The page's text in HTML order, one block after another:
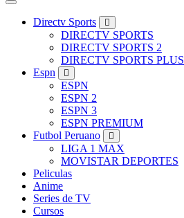
Directv Sports
DIRECTV SPORTS
DIRECTV SPORTS 2
DIRECTV SPORTS PLUS
Espn
ESPN
ESPN 2
ESPN 3
ESPN PREMIUM
Futbol Peruano
LIGA 1 MAX
MOVISTAR DEPORTES
Peliculas
Anime
Series de TV
Cursos